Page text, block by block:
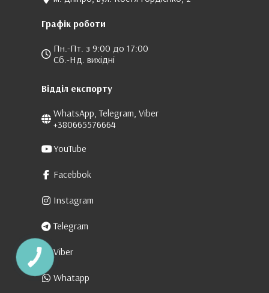
Графік роботи
Пн.-Пт. з 9:00 до 17:00
Сб.-Нд. вихідні
Відділ експорту
WhatsApp, Telegram, Viber
+380665576664
YouTube
Facebbok
Instagram
Telegram
Viber
Whatapp